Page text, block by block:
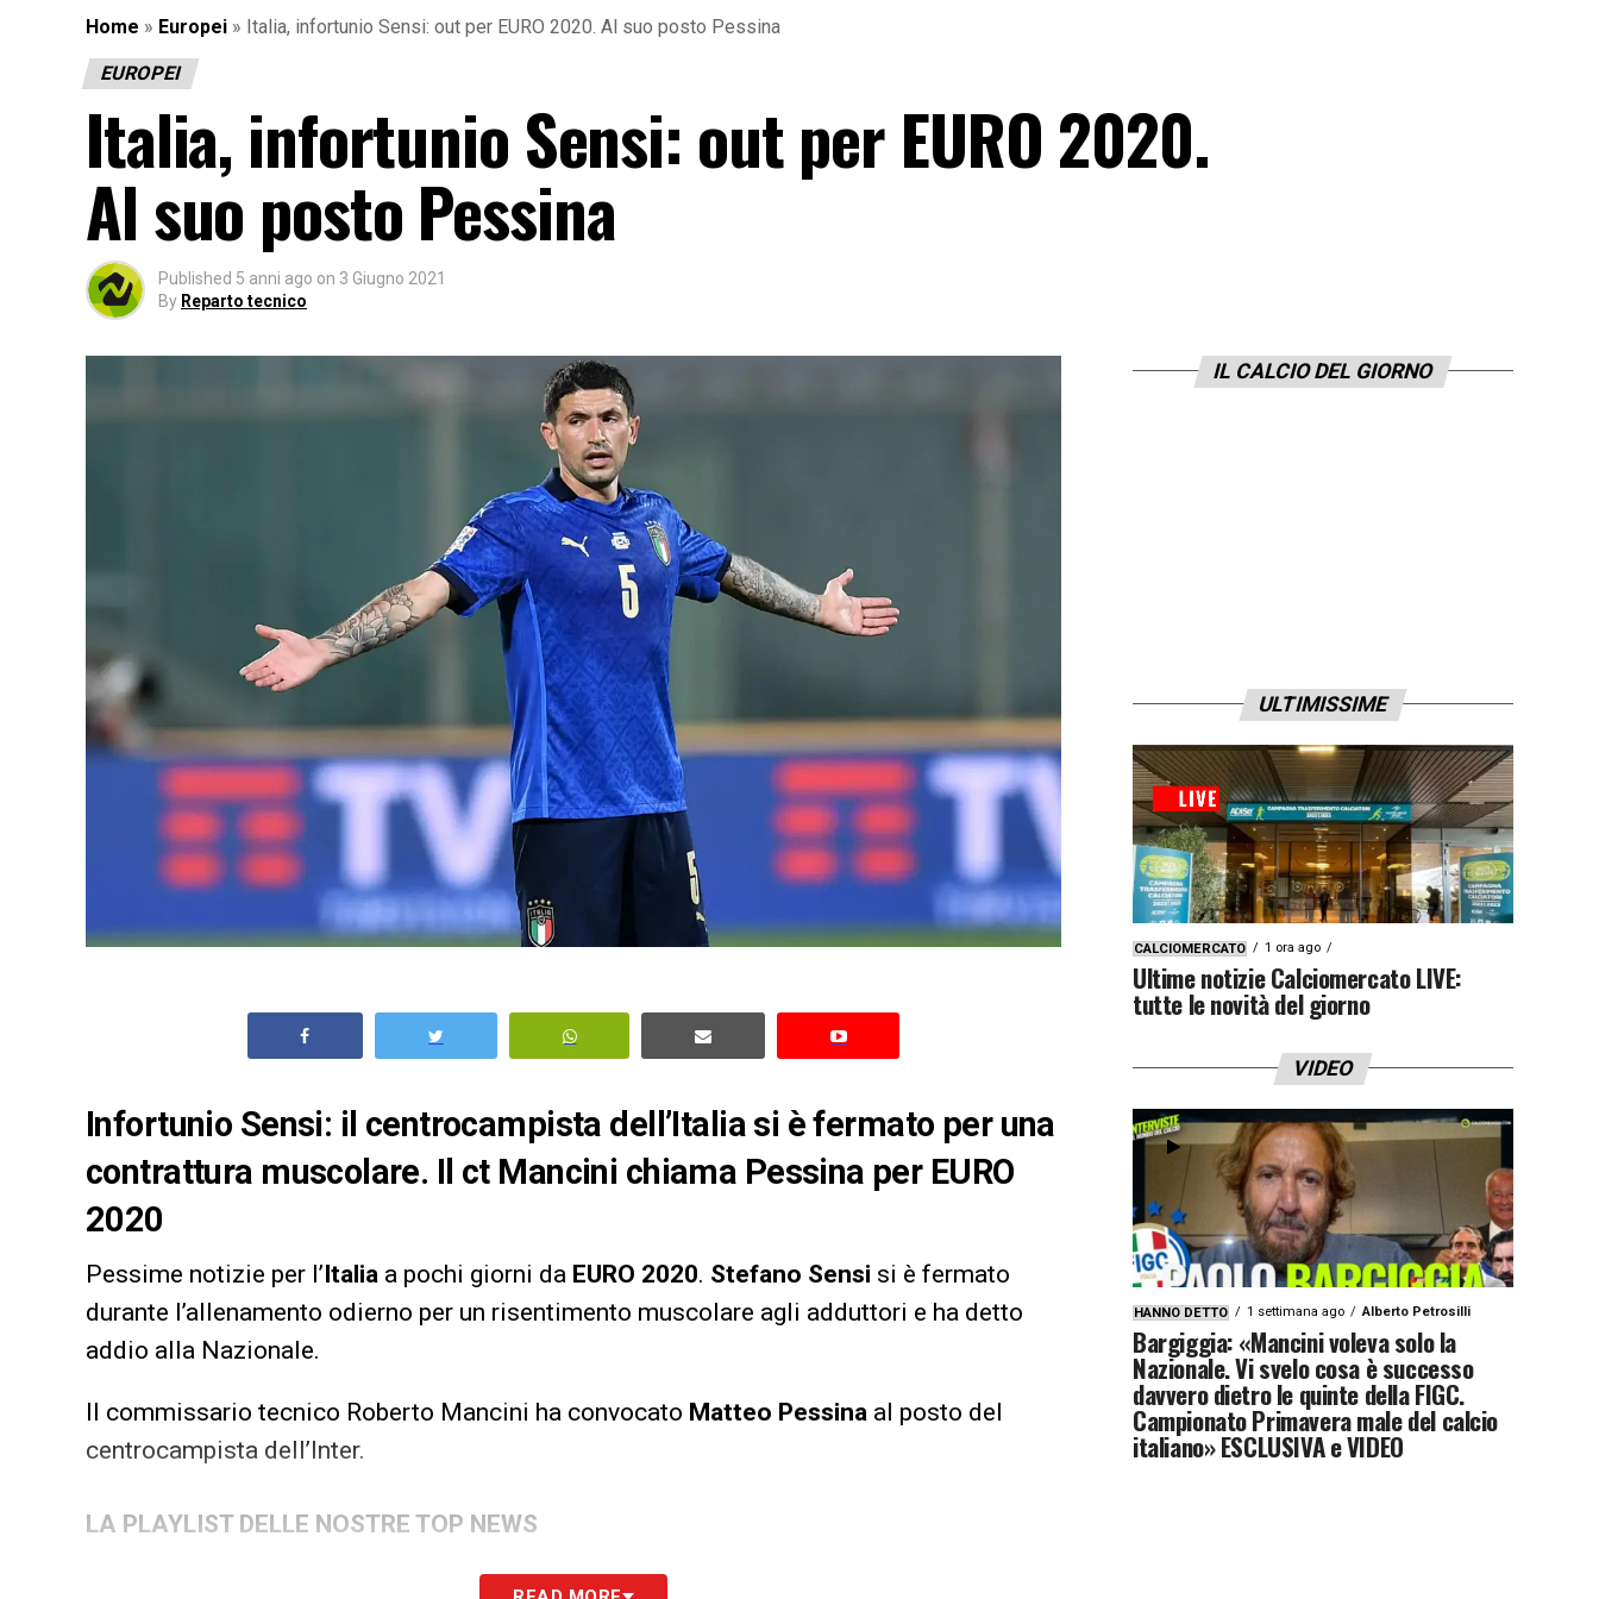
Home » Europei » Italia, infortunio Sensi: out per EURO 2020. Al suo posto Pessina
EUROPEI
Italia, infortunio Sensi: out per EURO 2020.
Al suo posto Pessina
Published 5 anni ago on 3 Giugno 2021
By Reparto tecnico
Infortunio Sensi: il centrocampista dell’Italia si è fermato per una
contrattura muscolare. Il ct Mancini chiama Pessina per EURO
2020
Pessime notizie per l’Italia a pochi giorni da EURO 2020. Stefano Sensi si è fermato
durante l’allenamento odierno per un risentimento muscolare agli adduttori e ha detto
addio alla Nazionale.
Il commissario tecnico Roberto Mancini ha convocato Matteo Pessina al posto del
centrocampista dell’Inter.
LA PLAYLIST DELLE NOSTRE TOP NEWS
IL CALCIO DEL GIORNO
ULTIMISSIME
CALCIOMERCATO 1 ora ago
Ultime notizie Calciomercato LIVE:
tutte le novità del giorno
VIDEO
HANNO DETTO 1 settimana ago Alberto Petrosilli
Bargiggia: «Mancini voleva solo la
Nazionale. Vi svelo cosa è successo
davvero dietro le quinte della FIGC.
Campionato Primavera male del calcio
italiano» ESCLUSIVA e VIDEO